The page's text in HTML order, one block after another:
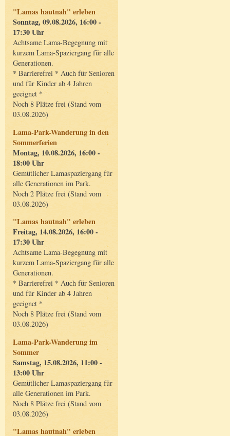
"Lamas hautnah" erleben
Sonntag, 09.08.2026, 16:00 -
17:30 Uhr
Achtsame Lama-Begegnung mit
kurzem Lama-Spaziergang für alle
Generationen.
* Barrierefrei * Auch für Senioren
und für Kinder ab 4 Jahren
geeignet *
Noch 8 Plätze frei (Stand vom
03.08.2026)
Lama-Park-Wanderung in den
Sommerferien
Montag, 10.08.2026, 16:00 -
18:00 Uhr
Gemütlicher Lamaspaziergang für
alle Generationen im Park.
Noch 2 Plätze frei (Stand vom
03.08.2026)
"Lamas hautnah" erleben
Freitag, 14.08.2026, 16:00 -
17:30 Uhr
Achtsame Lama-Begegnung mit
kurzem Lama-Spaziergang für alle
Generationen.
* Barrierefrei * Auch für Senioren
und für Kinder ab 4 Jahren
geeignet *
Noch 8 Plätze frei (Stand vom
03.08.2026)
Lama-Park-Wanderung im
Sommer
Samstag, 15.08.2026, 11:00 -
13:00 Uhr
Gemütlicher Lamaspaziergang für
alle Generationen im Park.
Noch 8 Plätze frei (Stand vom
03.08.2026)
"Lamas hautnah" erleben